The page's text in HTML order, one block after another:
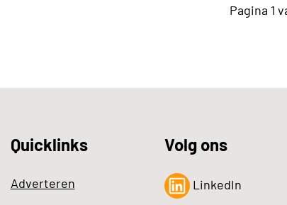
Pagina 1
Quicklinks
Adverteren
Volg ons
LinkedIn